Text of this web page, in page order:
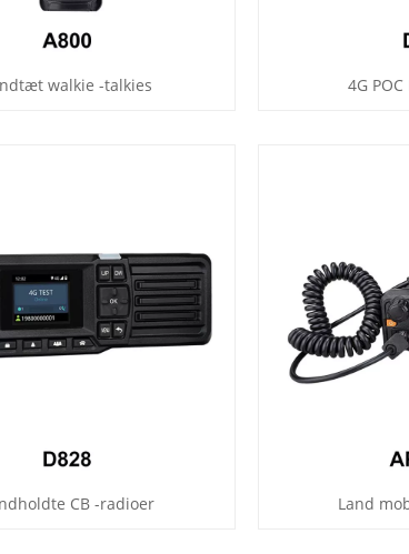
walkie -talkies 4G
CB -radioer Land